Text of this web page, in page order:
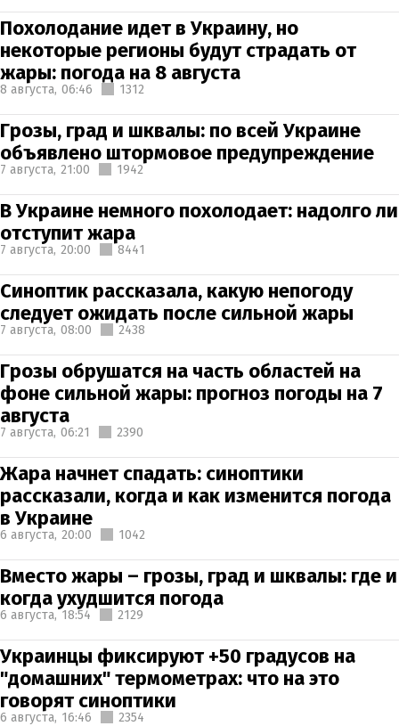
Похолодание идет в Украину, но
некоторые регионы будут страдать от
жары: погода на 8 августа
8 августа, 06:46 1312
Грозы, град и шквалы: по всей Украине
объявлено штормовое предупреждение
7 августа, 21:00 1942
В Украине немного похолодает: надолго ли
отступит жара
7 августа, 20:00 8441
Синоптик рассказала, какую непогоду
следует ожидать после сильной жары
7 августа, 08:00 2438
Грозы обрушатся на часть областей на
фоне сильной жары: прогноз погоды на 7
августа
7 августа, 06:21 2390
Жара начнет спадать: синоптики
рассказали, когда и как изменится погода
в Украине
6 августа, 20:00 1042
Вместо жары – грозы, град и шквалы: где и
когда ухудшится погода
6 августа, 18:54 2129
Украинцы фиксируют +50 градусов на
"домашних" термометрах: что на это
говорят синоптики
6 августа, 16:46 2354